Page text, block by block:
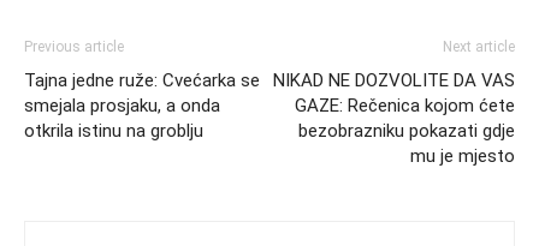
Previous article
Tajna jedne ruže: Cvećarka se
smejala prosjaku, a onda
otkrila istinu na groblju
Next article
NIKAD NE DOZVOLITE DA VAS
GAZE: Rečenica kojom ćete
bezobrazniku pokazati gdje
mu je mjesto